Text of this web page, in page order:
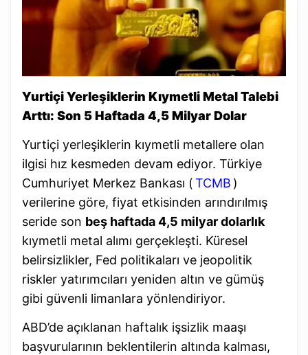
Yurtiçi Yerleşiklerin Kıymetli Metal Talebi
Arttı: Son 5 Haftada 4,5 Milyar Dolar
Yurtiçi yerleşiklerin kıymetli metallere olan
ilgisi hız kesmeden devam ediyor. Türkiye
Cumhuriyet Merkez Bankası (TCMB )
verilerine göre, fiyat etkisinden arındırılmış
seride son beş haftada 4,5 milyar dolarlık
kıymetli metal alımı gerçekleşti. Küresel
belirsizlikler, Fed politikaları ve jeopolitik
riskler yatırımcıları yeniden altın ve gümüş
gibi güvenli limanlara yönlendiriyor.
ABD’de açıklanan haftalık işsizlik maaşı
başvurularının beklentilerin altında kalması,